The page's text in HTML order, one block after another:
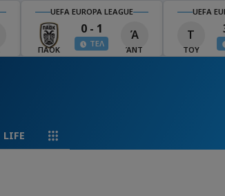
UEFA EUROPA LEAGUE
ΠΑΟΚ
0 - 1
ΤΕΛ
Ά
ΆΝΤ
UEFA
Τ
ΤΟΥ
LIFE